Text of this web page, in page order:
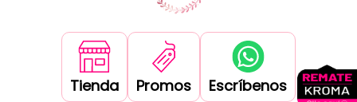
Tienda Promos Escríbenos